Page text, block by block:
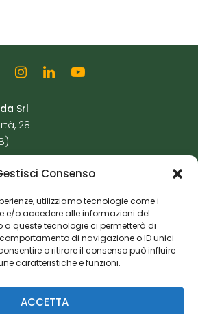
Consenso
utilizziamo tecnologie come i
e/o accedere alle informazioni del
a queste tecnologie ci permetterà di
di navigazione o ID unici
o ritirare il consenso può influire
caratteristiche e funzioni.
ACCETTA
Srl
28